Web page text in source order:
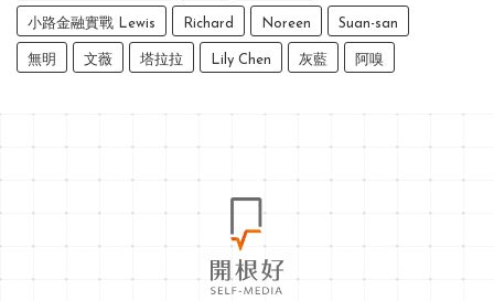
小路金融實戰 Lewis Richard Noreen Suan-san
無明 文薇 塔拉拉 Lily Chen 灰藍 阿嗅